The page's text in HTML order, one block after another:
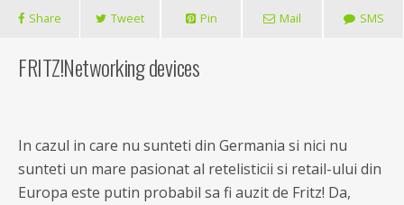
Share Tweet Pin Mail SMS
FRITZ!Networking devices
In cazul in care nu sunteti din Germania si nici nu
sunteti un mare pasionat al retelisticii si retail-ului din
Europa este putin probabil sa fi auzit de Fritz! Da,